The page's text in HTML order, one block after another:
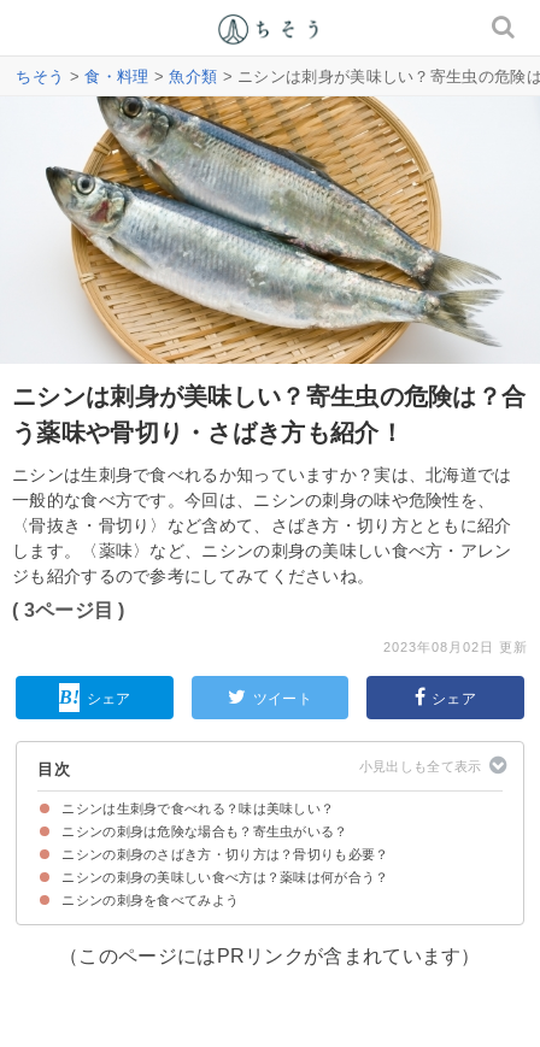
ちそう >食・料理 >魚介類 > ニシンは刺身が美味しい？寄生虫の危険
ニシンは刺身が美味しい？寄生虫の危険は？合
う薬味や骨切り・さばき方も紹介！
ニシンは生刺身で食べれるか知っていますか？実は、北海道では
一般的な食べ方です。今回は、ニシンの刺身の味や危険性を、
〈骨抜き・骨切り〉など含めて、さばき方・切り方とともに紹介
します。〈薬味〉など、ニシンの刺身の美味しい食べ方・アレン
ジも紹介するので参考にしてみてくださいね。
( 3ページ目 )
2023年08月02日 更新
シェア ツイート シェア
目次
ニシンは生刺身で食べれる？味は美味しい？
ニシンの生刺身は北海道では一般的な食べ方
ニシンの刺身の味わい
ニシンの刺身は危険な場合も？寄生虫がいる？
ニシンの刺身は寄生虫がいる可能性がある
寄生虫の被害を予防する方法
ニシンの刺身のさばき方・切り方は？骨切りも必要？
ニシンの刺身のさばき方・切り方の手順
ニシンは小骨が多いので骨抜きではなく骨切りをしよう
ニシンの刺身の美味しい食べ方は？薬味は何が合う？
ニシンの刺身におすすめの薬味・調味料
アレンジ①作り置きもできるニシンのマリネ
アレンジ②小骨が気にならないニシンのたたき
アレンジ③来客用に使えるニシンと大根の酢漬け
ニシンの刺身を食べてみよう
（このページにはPRリンクが含まれています）